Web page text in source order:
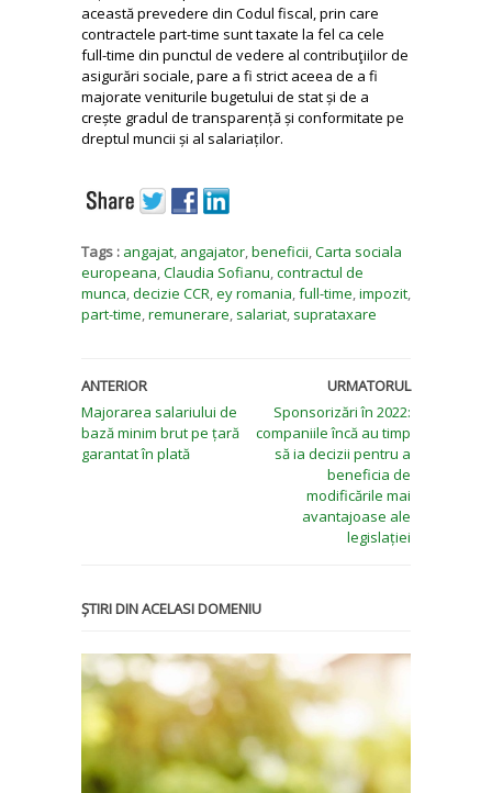
această prevedere din Codul fiscal, prin care
contractele part-time sunt taxate la fel ca cele
full-time din punctul de vedere al contribuţiilor de
asigurări sociale, pare a fi strict aceea de a fi
majorate veniturile bugetului de stat și de a
crește gradul de transparență și conformitate pe
dreptul muncii și al salariaților.
Tags : angajat, angajator,beneficii,Carta sociala
europeana,Claudia Sofianu,contractul de
munca,decizie CCR,ey romania,full-time,impozit,
part-time,remunerare, salariat, suprataxare
ANTERIOR
Majorarea salariului de
bază minim brut pe țară
garantat în plată
URMATORUL
Sponsorizări în 2022:
companiile încă au timp
să ia decizii pentru a
beneficia de
modificările mai
avantajoase ale
legislației
ȘTIRI DIN ACELASI DOMENIU